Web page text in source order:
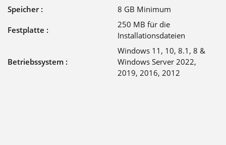
Speicher :
8 GB Minimum
Festplatte :
250 MB für die
Installationsdateien
Betriebssystem :
Windows 11, 10, 8.1, 8 &
Windows Server 2022,
2019, 2016, 2012